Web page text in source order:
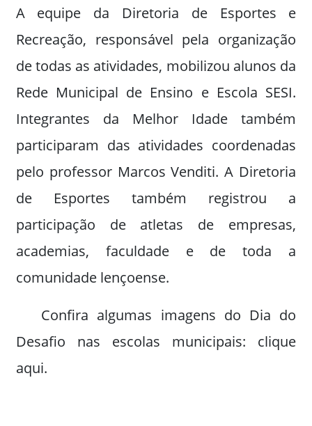
A equipe da Diretoria de Esportes e
Recreação, responsável pela organização
de todas as atividades, mobilizou alunos da
Rede Municipal de Ensino e Escola SESI.
Integrantes da Melhor Idade também
participaram das atividades coordenadas
pelo professor Marcos Venditi. A Diretoria
de Esportes também registrou a
participação de atletas de empresas,
academias, faculdade e de toda a
comunidade lençoense.
Confira algumas imagens do Dia do
Desafio nas escolas municipais: clique
aqui.